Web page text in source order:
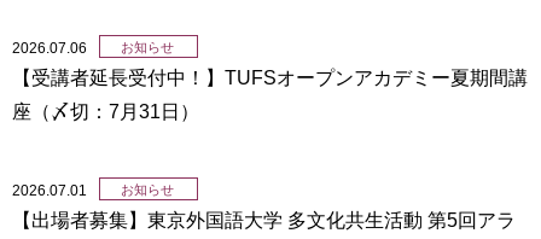
2026.07.06 お知らせ
【受講者延長受付中！】TUFSオープンアカデミー夏期間講
座（〆切：7月31日）
2026.07.01 お知らせ
【出場者募集】東京外国語大学 多文化共生活動 第5回アラ